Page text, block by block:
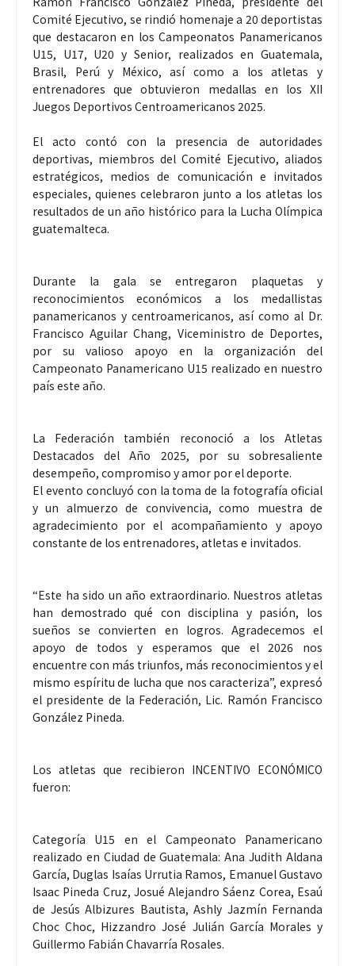
Comité Ejecutivo, se rindió homenaje a 20 deportistas
que destacaron en los Campeonatos Panamericanos
U15, U17, U20 y Senior, realizados en Guatemala,
Brasil, Perú y México, así como a los atletas y
entrenadores que obtuvieron medallas en los XII
Juegos Deportivos Centroamericanos 2025.
El acto contó con la presencia de autoridades
deportivas, miembros del Comité Ejecutivo, aliados
estratégicos, medios de comunicación e invitados
especiales, quienes celebraron junto a los atletas los
resultados de un año histórico para la Lucha Olímpica
guatemalteca.
Durante la gala se entregaron plaquetas y
reconocimientos económicos a los medallistas
panamericanos y centroamericanos, así como al Dr.
Francisco Aguilar Chang, Viceministro de Deportes,
por su valioso apoyo en la organización del
Campeonato Panamericano U15 realizado en nuestro
país este año.
La Federación también reconoció a los Atletas
Destacados del Año 2025, por su sobresaliente
desempeño, compromiso y amor por el deporte.
El evento concluyó con la toma de la fotografía oficial
y un almuerzo de convivencia, como muestra de
agradecimiento por el acompañamiento y apoyo
constante de los entrenadores, atletas e invitados.
“Este ha sido un año extraordinario. Nuestros atletas
han demostrado qué con disciplina y pasión, los
sueños se convierten en logros. Agradecemos el
apoyo de todos y esperamos que el 2026 nos
encuentre con más triunfos, más reconocimientos y el
mismo espíritu de lucha que nos caracteriza”, expresó
el presidente de la Federación, Lic. Ramón Francisco
González Pineda.
Los atletas que recibieron INCENTIVO ECONÓMICO
fueron:
Categoría U15 en el Campeonato Panamericano
realizado en Ciudad de Guatemala: Ana Judith Aldana
García, Duglas Isaías Urrutia Ramos, Emanuel Gustavo
Isaac Pineda Cruz, Josué Alejandro Sáenz Corea, Esaú
de Jesús Albizures Bautista, Ashly Jazmín Fernanda
Choc Choc, Hizzandro José Julián García Morales y
Guillermo Fabián Chavarría Rosales.